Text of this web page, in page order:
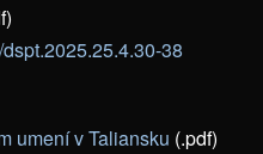
38
umení v Taliansku (.pdf)